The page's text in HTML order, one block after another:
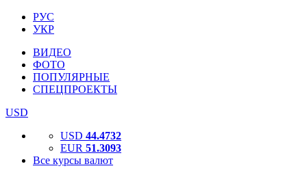
РУС
УКР
ВИДЕО
ФОТО
ПОПУЛЯРНЫЕ
СПЕЦПРОЕКТЫ
USD
USD 44.4732
EUR 51.3093
Все курсы валют